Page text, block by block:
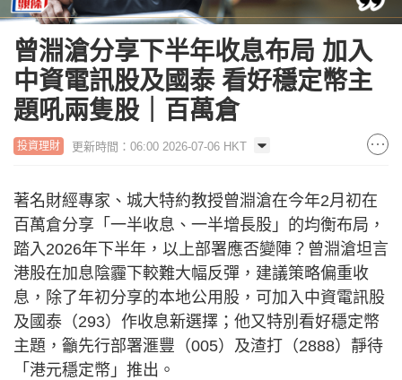
曾淵滄分享下半年收息布局 加入
中資電訊股及國泰 看好穩定幣主
題吼兩隻股｜百萬倉
投資理財 更新時間：06:00 2026-07-06 HKT
著名財經專家、城大特約教授曾淵滄在今年2月初在
百萬倉分享「一半收息、一半增長股」的均衡布局，
踏入2026年下半年，以上部署應否變陣？曾淵滄坦言
港股在加息陰霾下較難大幅反彈，建議策略偏重收
息，除了年初分享的本地公用股，可加入中資電訊股
及國泰（293）作收息新選擇；他又特別看好穩定幣
主題，籲先行部署滙豐（005）及渣打（2888）靜待
「港元穩定幣」推出。